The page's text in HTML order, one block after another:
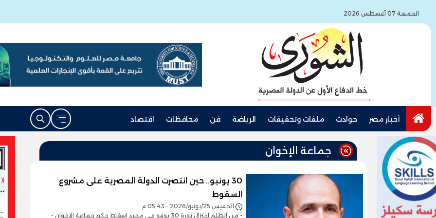
الجمعة 07 أغسطس 2026
أخبار مصر حوادث ملفات وتحقيقات الرياضة فن محافظات اقتصاد
جماعة الإخوان
30 يونيو.. حين انتصرت الدولة المصرية على مشروع
السقوط
الخميس 25/يونيو/2026 - 05:43 م
- من الظلم اختزال ثورة 30 يونيو في مجرد إسقاط حكم جماعة الإخوان -